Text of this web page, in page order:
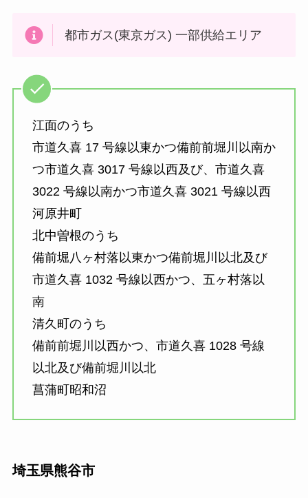
都市ガス(東京ガス) 一部供給エリア
江面のうち
市道久喜 17 号線以東かつ備前前堀川以南か
つ市道久喜 3017 号線以西及び、市道久喜
3022 号線以南かつ市道久喜 3021 号線以西
河原井町
北中曽根のうち
備前堀八ヶ村落以東かつ備前堀川以北及び
市道久喜 1032 号線以西かつ、五ヶ村落以
南
清久町のうち
備前前堀川以西かつ、市道久喜 1028 号線
以北及び備前堀川以北
菖蒲町昭和沼
埼玉県熊谷市